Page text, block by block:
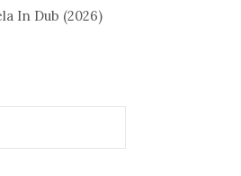
In Dub (2026)